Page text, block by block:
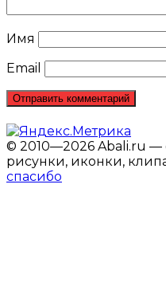
Имя
Email
© 2010—2026 Abali.ru —
рисунки, иконки,
спасибо